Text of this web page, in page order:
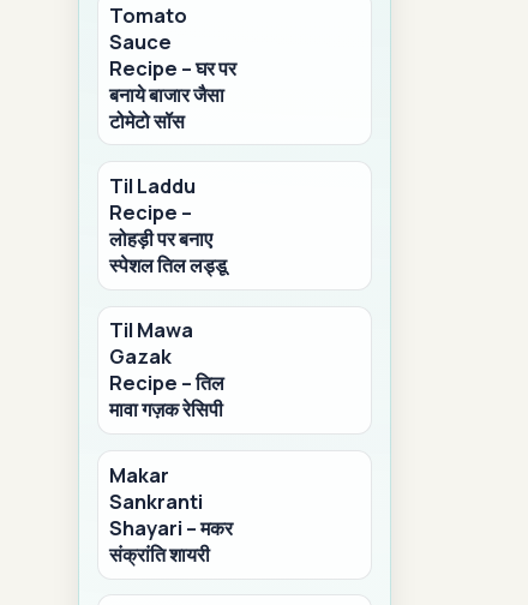
Tomato
Sauce
Recipe – घर पर
बनाये बाजार जैसा
टोमेटो सॉस
Til Laddu
Recipe –
लोहड़ी पर बनाए
स्पेशल तिल लड्डू
Til Mawa
Gazak
Recipe – तिल
मावा गज़क रेसिपी
Makar
Sankranti
Shayari – मकर
संक्रांति शायरी